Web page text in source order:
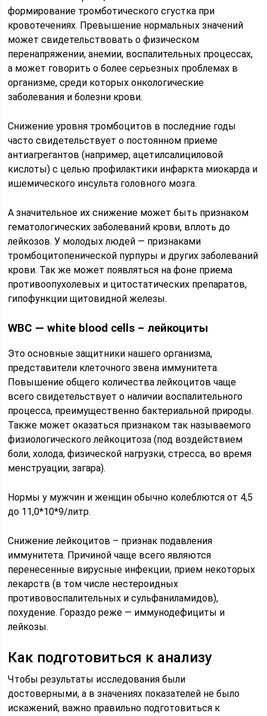
формирование тромботического сгустка при
кровотечениях. Превышение нормальных значений
может свидетельствовать о физическом
перенапряжении, анемии, воспалительных процессах,
а может говорить о более серьезных проблемах в
организме, среди которых онкологические
заболевания и болезни крови.
Снижение уровня тромбоцитов в последние годы
часто свидетельствует о постоянном приеме
антиагрегантов (например, ацетилсалициловой
кислоты) с целью профилактики инфаркта миокарда и
ишемического инсульта головного мозга.
А значительное их снижение может быть признаком
гематологических заболеваний крови, вплоть до
лейкозов. У молодых людей — признаками
тромбоцитопенической пурпуры и других заболеваний
крови. Так же может появляться на фоне приема
противоопухолевых и цитостатических препаратов,
гипофункции щитовидной железы.
WВС — white blood cells – лейкоциты
Это основные защитники нашего организма,
представители клеточного звена иммунитета.
Повышение общего количества лейкоцитов чаще
всего свидетельствует о наличии воспалительного
процесса, преимущественно бактериальной природы.
Также может оказаться признаком так называемого
физиологического лейкоцитоза (под воздействием
боли, холода, физической нагрузки, стресса, во время
менструации, загара).
Нормы у мужчин и женщин обычно колеблются от 4,5
до 11,0*10*9/литр.
Снижение лейкоцитов – признак подавления
иммунитета. Причиной чаще всего являются
перенесенные вирусные инфекции, прием некоторых
лекарств (в том числе нестероидных
противовоспалительных и сульфаниламидов),
похудение. Гораздо реже — иммунодефициты и
лейкозы.
Как подготовиться к анализу
Чтобы результаты исследования были
достоверными, а в значениях показателей не было
искажений, важно правильно подготовиться к